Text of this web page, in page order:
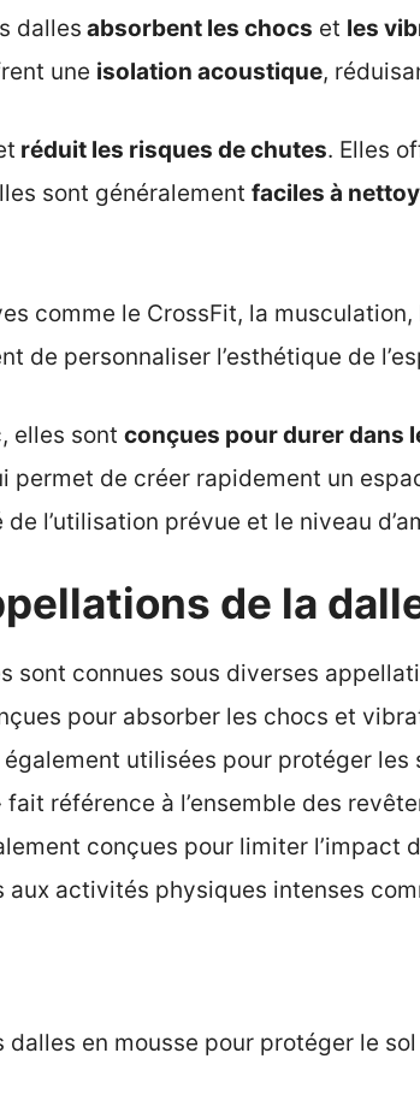
dalles absorbent les chocs et les
une isolation acoustique,
réduit les risques de chutes. Elles
sont généralement faciles à
comme le CrossFit, la
de personnaliser l’esthétique de
elles sont conçues pour durer dans
permet de créer rapidement un
l’utilisation prévue et le niveau
de la
sont connues sous diverses
pour absorber les chocs et
également utilisées pour protéger
fait référence à l’ensemble des
conçues pour limiter l’impact
activités physiques intenses
en mousse pour protéger le